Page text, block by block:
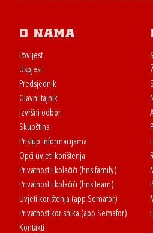
O nama
Povijest
Uspjesi
Predsjednik
Glavni tajnik
Izvršni odbor
Skupština
Pristup informacijama
Opći uvjeti korištenja
Privatnost i kolačići (hns.family)
Privatnost i kolačići (hns.team)
Uvjeti korištenja (app Semafor)
Privatnost korisnika (app Semafor)
Kontakti